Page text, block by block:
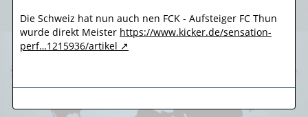
Die Schweiz hat nun auch nen FCK - Aufsteiger FC Thun
wurde direkt Meister https://www.kicker.de/sensation-
perf…1215936/artikel